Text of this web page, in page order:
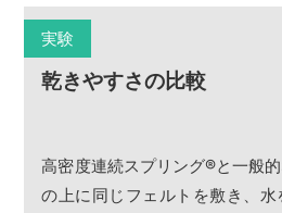
実験
乾きやすさの比較
高密度連続スプリング®と一般
の上に同じフェルトを敷き、